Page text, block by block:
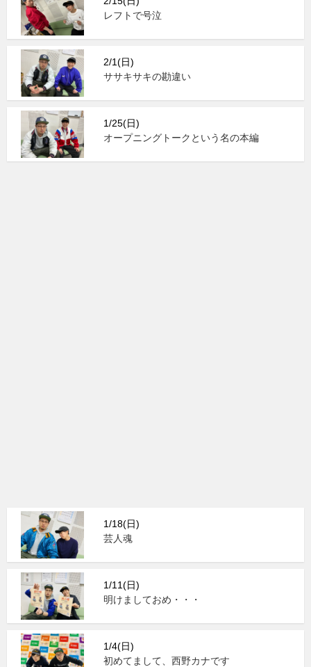
レフトで号泣
2/1(日)
ササキサキの勘違い
1/25(日)
オープニングトークという名の本編
1/18(日)
芸人魂
1/11(日)
明けましておめ・・・
1/4(日)
初めてまして、西野カナです